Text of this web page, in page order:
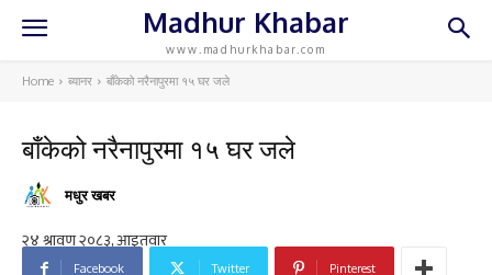
Madhur Khabar
www.madhurkhabar.com
Home ब्यानर बाँकेको नरैनापुरमा १५ घर जले
बाँकेको नरैनापुरमा १५ घर जले
मधुर खबर
Facebook Twitter Pinterest